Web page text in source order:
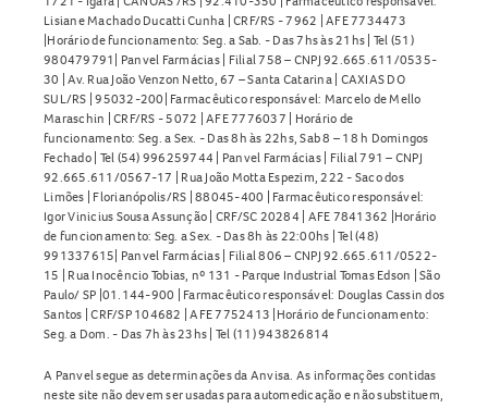
Lisiane Machado Ducatti Cunha | CRF/RS - 7962 | AFE 7734473
|Horário de funcionamento: Seg. a Sab. - Das 7hs às 21hs | Tel (51)
980479791| Panvel Farmácias | Filial 758 – CNPJ 92.665.611/0535-
30 | Av. Rua João Venzon Netto, 67 – Santa Catarina | CAXIAS DO
SUL/RS | 95032-200| Farmacêutico responsável: Marcelo de Mello
Maraschin | CRF/RS - 5072 | AFE 7776037 | Horário de
funcionamento: Seg. a Sex. - Das 8h às 22hs, Sab 8 – 18 h Domingos
Fechado | Tel (54) 996259744 | Panvel Farmácias | Filial 791 – CNPJ
92.665.611/0567-17 | Rua João Motta Espezim, 222 - Saco dos
Limões | Florianópolis/RS | 88045-400 | Farmacêutico responsável:
Igor Vinicius Sousa Assunção | CRF/SC 20284 | AFE 7841362 |Horário
de funcionamento: Seg. a Sex. - Das 8h às 22:00hs | Tel (48)
991337615| Panvel Farmácias | Filial 806 – CNPJ 92.665.611/0522-
15 | Rua Inocêncio Tobias, nº 131 - Parque Industrial Tomas Edson | São
Paulo/ SP |01.144-900 | Farmacêutico responsável: Douglas Cassin dos
Santos | CRF/SP 104682 | AFE 7752413 |Horário de funcionamento:
Seg. a Dom. - Das 7h às 23hs | Tel (11) 943826814
A Panvel segue as determinações da Anvisa. As informações contidas
neste site não devem ser usadas para automedicação e não substituem,